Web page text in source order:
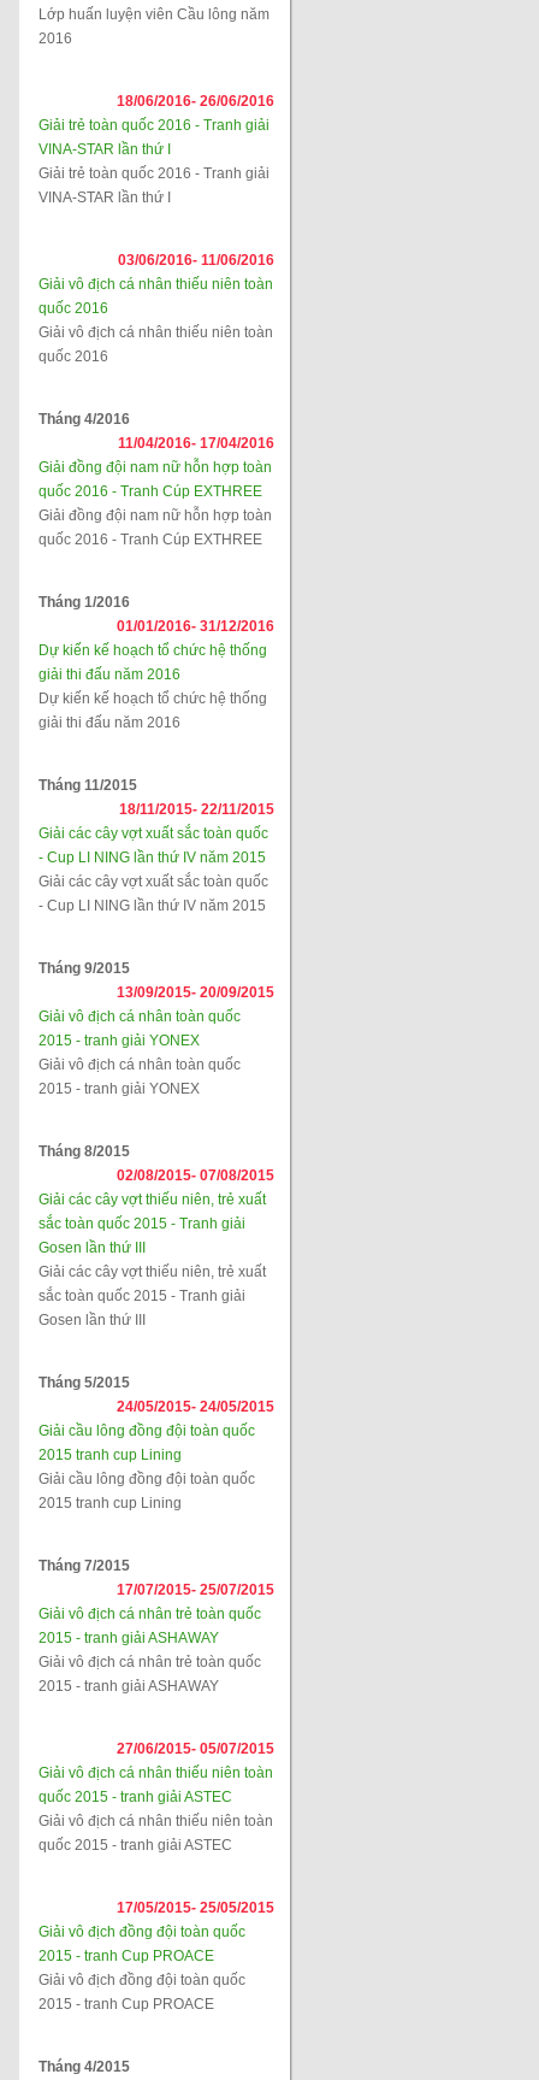
Lớp huấn luyện viên Cầu lông năm
2016
18/06/2016- 26/06/2016
Giải trẻ toàn quốc 2016 - Tranh giải
VINA-STAR lần thứ I
Giải trẻ toàn quốc 2016 - Tranh giải
VINA-STAR lần thứ I
03/06/2016- 11/06/2016
Giải vô địch cá nhân thiếu niên toàn
quốc 2016
Giải vô địch cá nhân thiếu niên toàn
quốc 2016
Tháng 4/2016
11/04/2016- 17/04/2016
Giải đồng đội nam nữ hỗn hợp toàn
quốc 2016 - Tranh Cúp EXTHREE
Giải đồng đội nam nữ hỗn hợp toàn
quốc 2016 - Tranh Cúp EXTHREE
Tháng 1/2016
01/01/2016- 31/12/2016
Dự kiến kế hoạch tổ chức hệ thống
giải thi đấu năm 2016
Dự kiến kế hoạch tổ chức hệ thống
giải thi đấu năm 2016
Tháng 11/2015
18/11/2015- 22/11/2015
Giải các cây vợt xuất sắc toàn quốc
- Cup LI NING lần thứ IV năm 2015
Giải các cây vợt xuất sắc toàn quốc
- Cup LI NING lần thứ IV năm 2015
Tháng 9/2015
13/09/2015- 20/09/2015
Giải vô địch cá nhân toàn quốc
2015 - tranh giải YONEX
Giải vô địch cá nhân toàn quốc
2015 - tranh giải YONEX
Tháng 8/2015
02/08/2015- 07/08/2015
Giải các cây vợt thiếu niên, trẻ xuất
sắc toàn quốc 2015 - Tranh giải
Gosen lần thứ III
Giải các cây vợt thiếu niên, trẻ xuất
sắc toàn quốc 2015 - Tranh giải
Gosen lần thứ III
Tháng 5/2015
24/05/2015- 24/05/2015
Giải cầu lông đồng đội toàn quốc
2015 tranh cup Lining
Giải cầu lông đồng đội toàn quốc
2015 tranh cup Lining
Tháng 7/2015
17/07/2015- 25/07/2015
Giải vô địch cá nhân trẻ toàn quốc
2015 - tranh giải ASHAWAY
Giải vô địch cá nhân trẻ toàn quốc
2015 - tranh giải ASHAWAY
27/06/2015- 05/07/2015
Giải vô địch cá nhân thiếu niên toàn
quốc 2015 - tranh giải ASTEC
Giải vô địch cá nhân thiếu niên toàn
quốc 2015 - tranh giải ASTEC
17/05/2015- 25/05/2015
Giải vô địch đồng đội toàn quốc
2015 - tranh Cup PROACE
Giải vô địch đồng đội toàn quốc
2015 - tranh Cup PROACE
Tháng 4/2015